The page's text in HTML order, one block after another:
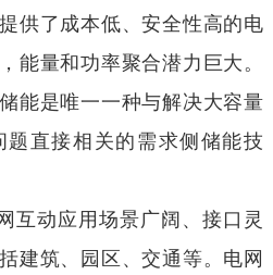
供了成本低、安全性高的电
能量和功率聚合潜力巨大。
能是唯一一种与解决大容量
直接相关的需求侧储能技
互动应用场景广阔、接口灵
建筑、园区、交通等。电网